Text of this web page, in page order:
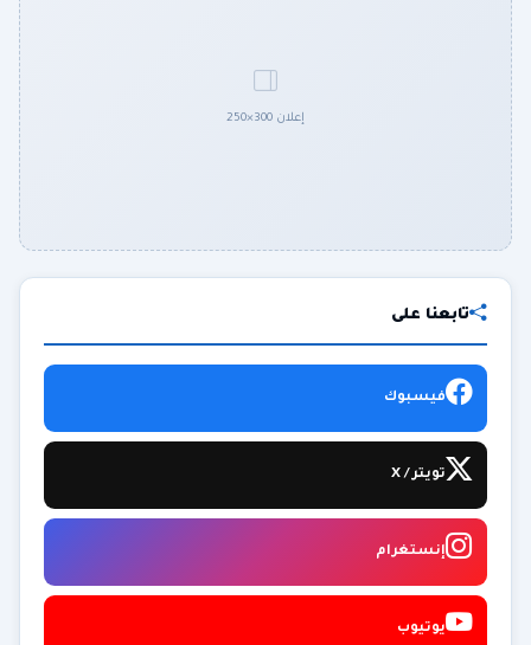
إعلان 300×250
تابعنا على
فيسبوك
تويتر / X
إنستغرام
يوتيوب